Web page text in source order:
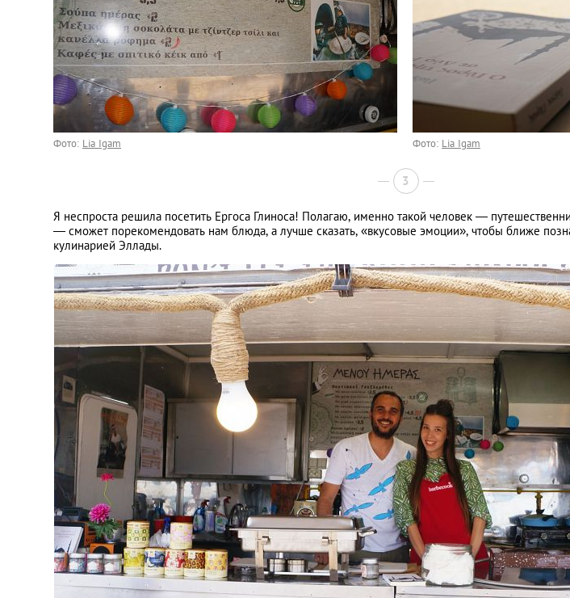
Фото: Lia Igam Фото: Lia Igam
3
Я неспроста решила посетить Ергоса Глиноса! Полагаю, именно такой человек —
— сможет порекомендовать нам блюда, а лучше сказать, «вкусовые эмоции», чтобы ближе
кулинарией Эллады.